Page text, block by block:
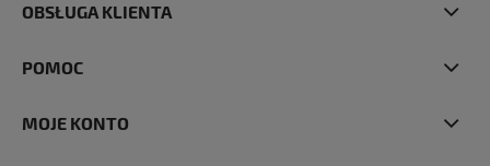
OBSŁUGA KLIENTA
POMOC
MOJE KONTO